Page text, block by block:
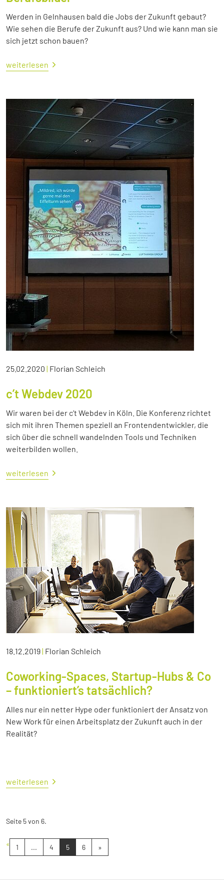
Werden in Gelnhausen bald die Jobs der Zukunft gebaut?
Wie sehen die Berufe der Zukunft aus? Und wie kann man sie
sich jetzt schon bauen?
weiterlesen
25.02.2020 | Florian Schleich
c’t Webdev 2020
Wir waren bei der c’t Webdev in Köln. Die Konferenz richtet
sich mit ihren Themen speziell an Frontendentwickler, die
sich über die schnell wandelnden Tools und Techniken
weiterbilden wollen.
weiterlesen
18.12.2019| Florian Schleich
Coworking-Spaces, Startup-Hubs & Co
– funktioniert’s tatsächlich?
Alles nur ein netter Hype oder funktioniert der Ansatz von
New Work für einen Arbeitsplatz der Zukunft auch in der
Realität?
weiterlesen
Seite 5 von 6.
« 1 ... 4 5 6 »